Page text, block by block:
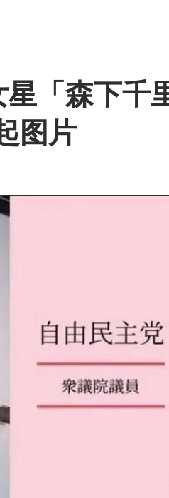
「森下千
图片